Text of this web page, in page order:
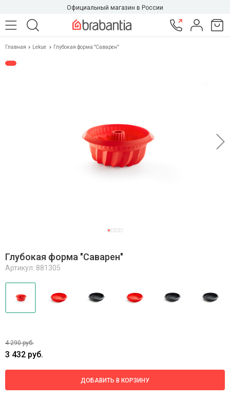
Официальный магазин в России
Главная Lekue Глубокая форма "Саварен"
Глубокая форма "Саварен"
Артикул: 881305
4 290 руб.
3 432 руб.
ДОБАВИТЬ В КОРЗИНУ